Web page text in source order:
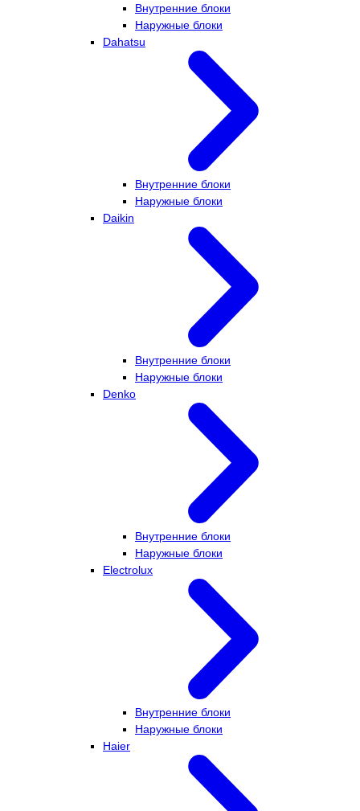
Внутренние блоки
Наружные блоки
Dahatsu
Внутренние блоки
Наружные блоки
Daikin
Внутренние блоки
Наружные блоки
Denko
Внутренние блоки
Наружные блоки
Electrolux
Внутренние блоки
Наружные блоки
Haier